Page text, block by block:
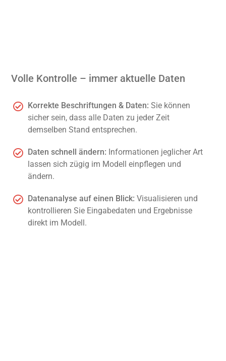
Volle Kontrolle – immer aktuelle Daten
Korrekte Beschriftungen & Daten: Sie können
sicher sein, dass alle Daten zu jeder Zeit
demselben Stand entsprechen.
Daten schnell ändern: Informationen jeglicher Art
lassen sich zügig im Modell einpflegen und
ändern.
Datenanalyse auf einen Blick: Visualisieren und
kontrollieren Sie Eingabedaten und Ergebnisse
direkt im Modell.